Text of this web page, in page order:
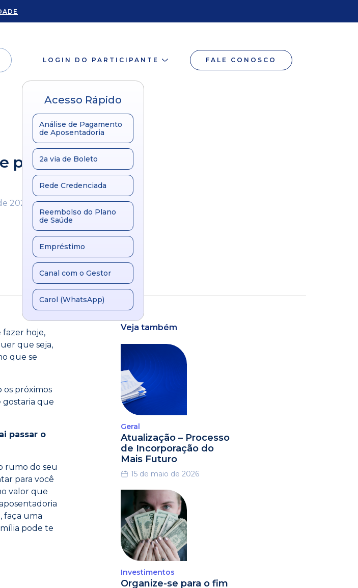
LOGIN DO PARTICIPANTE FALE CONOSCO
Acesso Rápido
Análise de Pagamento
de Aposentadoria
2a via de Boleto
Rede Credenciada
Reembolso do Plano
de Saúde
Empréstimo
Canal com o Gestor
Carol (WhatsApp)
pensar no futuro
2020
fazer hoje,
que seja,
que se
os próximos
gostaria que
passar o
rumo do seu
para você
valor que
faça uma
pode te
Veja também
Geral
Atualização – Processo
de Incorporação do
Mais Futuro
15 de maio de 2026
Investimentos
Organize-se para o fim